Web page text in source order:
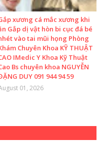
xương cá mắc xương khi
Gắp dị vật hòn bi cục đá bé
vào tai mũi họng Phòng
Chuyên Khoa KỸ THUẬT
IMedic Y Khoa Kỹ Thuật
Bs chuyên khoa NGUYỄN
DUY 091 944 94 59
01, 2026